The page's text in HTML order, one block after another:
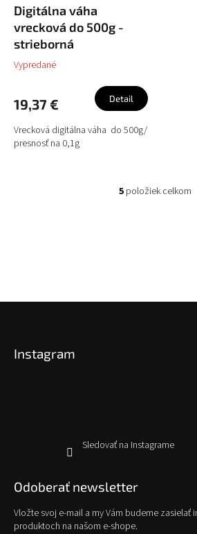
Digitálna váha
vrecková do 500g -
strieborná
Vypredané
19,37 € Detail
Vrecková digitálna váha do 500g/
presnosť na 0,1g
O
e
u
5položiek celkom
Instagram
Sledovať na Instagrame
Odoberať newsletter
Vložte svoj e-mail a my Vám budeme zasielať
produktoch na našom e-shope.